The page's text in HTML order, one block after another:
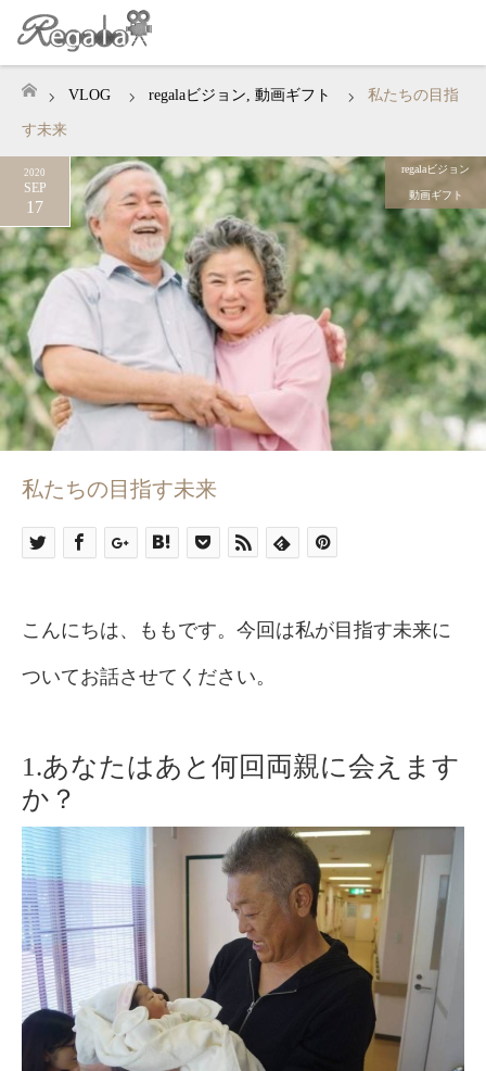
ホームVLOG regalaビジョン, 動画ギフト 私たちの目指
す未来
2020
SEP
17
regalaビジョン
動画ギフト
私たちの目指す未来
こんにちは、ももです。今回は私が目指す未来に
ついてお話させてください。
1.あなたはあと何回両親に会えます
か？